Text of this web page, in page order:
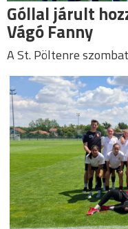
Góllal járult
Vágó Fanny
A St. Pöltenre